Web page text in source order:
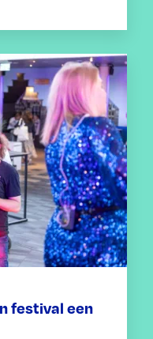
festival een